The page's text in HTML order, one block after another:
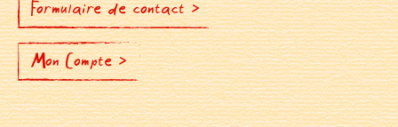
Formulaire de contact >
Mon Compte >